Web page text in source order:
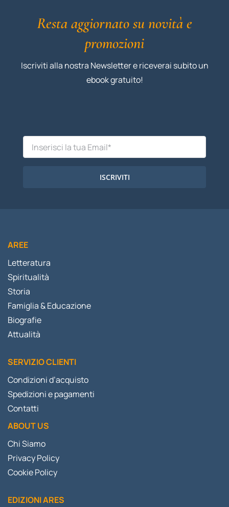
Resta aggiornato su novità e
promozioni
Iscriviti alla nostra Newsletter e riceverai subito un
ebook gratuito!
ISCRIVITI
AREE
Letteratura
Spiritualità
Storia
Famiglia & Educazione
Biografie
Attualità
SERVIZIO CLIENTI
Condizioni d’acquisto
Spedizioni e pagamenti
Contatti
ABOUT US
Chi Siamo
Privacy Policy
Cookie Policy
EDIZIONI ARES